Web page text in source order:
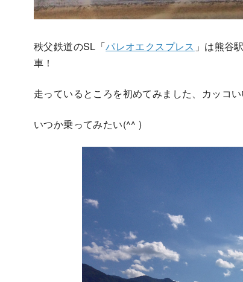
秩父鉄道のSL「パレオエクスプレス 」は熊谷
車！
走っているところを初めてみました、カッコい
いつか乗ってみたい(^^ )